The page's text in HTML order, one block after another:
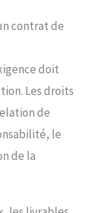
contrat de
doit
Les droits
de
le
de la